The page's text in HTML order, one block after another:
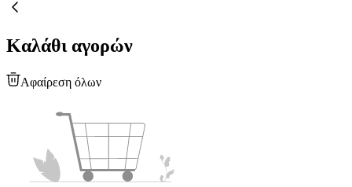
Καλάθι αγορών
Αφαίρεση όλων